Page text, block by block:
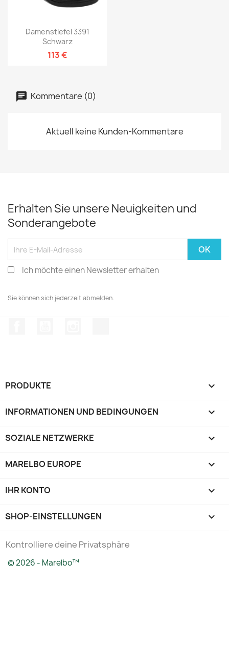
Damenstiefel 3391
Schwarz
113 €
Kommentare (0)
Aktuell keine Kunden-Kommentare
Erhalten Sie unsere Neuigkeiten und
Sonderangebote
Ich möchte einen Newsletter erhalten
Sie können sich jederzeit abmelden.
PRODUKTE 
INFORMATIONEN UND BEDINGUNGEN 
SOZIALE NETZWERKE 
MARELBO EUROPE 
IHR KONTO 
SHOP-EINSTELLUNGEN keyboard_arrow_down
Kontrolliere deine Privatsphäre
© 2026 - Marelbo™